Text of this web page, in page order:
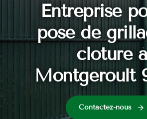
Entreprise
pose de
cloture à
Montgeroult
Contactez-nous